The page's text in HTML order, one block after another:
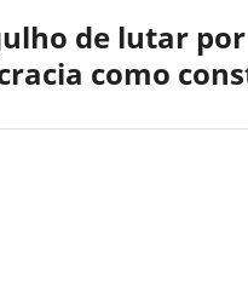
de lutar
como